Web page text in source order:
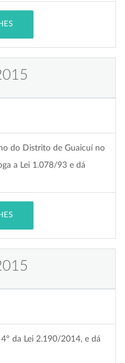
do Distrito de Guaicuí no
a Lei 1.078/93 e dá
da Lei 2.190/2014, e dá